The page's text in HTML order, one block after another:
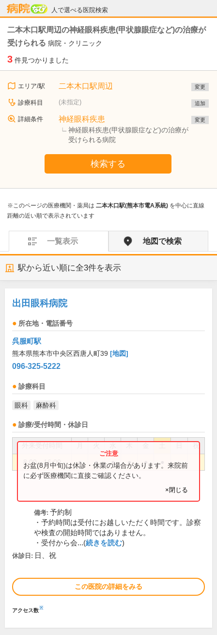
人で選べる医院検索
病院なび
二本木口駅周辺の神経眼科疾患(甲状腺眼症など)の治療が
受けられる 病院・クリニック
3 件見つかりました
エリア/駅 二本木口駅周辺 変更
診療科目 (未指定) 追加
詳細条件 神経眼科疾患
神経眼科疾患(甲状腺眼症など)の治療が
受けられる病院
変更
検索する
※このページの医療機関・薬局は 二本木口駅(熊本市電A系統) を中心に直線
距離の近い順で表示されています
一覧表示 地図で検索
駅から近い順に全3件を表示
出田眼科病院
所在地・電話番号
呉服町駅
熊本県熊本市中央区西唐人町39 [地図]
096-325-5222
診療科目
眼科 麻酔科
診療/受付時間・休診日
祝
8:00～16:00 ● ● ● ● ●
お盆(8月中旬)は休診・休業の場合があります。来院前
に必ず医療機関に直接ご確認ください。
×閉じる
備考: 予約制
・予約時間は受付にお越しいただく時間です。診察
や検査の開始時間ではありません。
・受付から会...(続きを読む)
休診日: 日、祝
この医院の詳細をみる
アクセス数※